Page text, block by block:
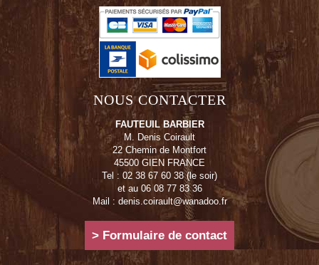
NOUS CONTACTER
FAUTEUIL BARBIER
M. Denis Coirault
22 Chemin de Montfort
45500 GIEN FRANCE
Tel : 02 38 67 60 38 (le soir)
et au 06 08 77 83 36
Mail : denis.coirault@wanadoo.fr
> Formulaire de contact